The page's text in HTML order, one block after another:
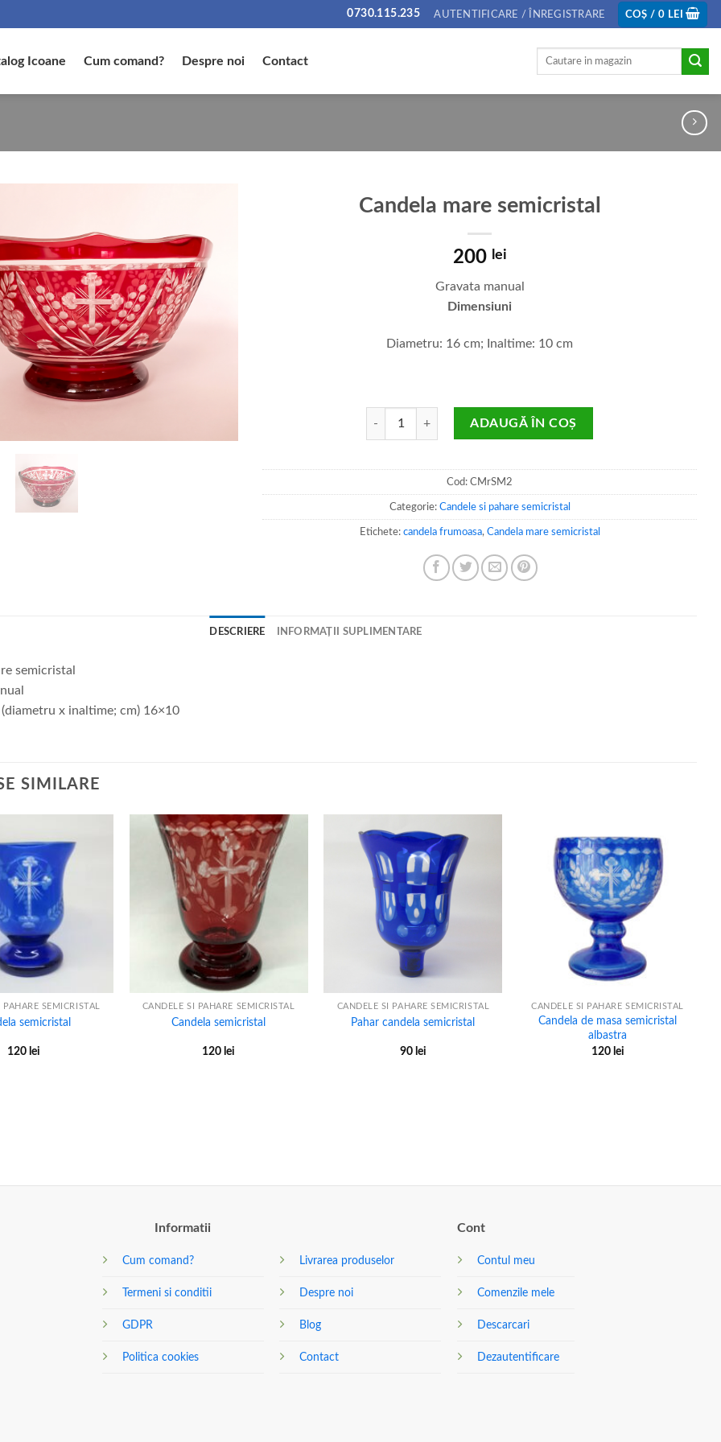
0730.115.235 AUTENTIFICARE / ÎNREGISTRARE COȘ /0 LEI
Icoane Cum comand? Despre noi Contact
Caută
Candela mare semicristal
200 lei
Gravata manual
Dimensiuni
Diametru: 16 cm; Inaltime: 10 cm
Cantitate Candela mare semicristal
ADAUGĂ ÎN COȘ
Cod:CMrSM2
Categorie: Candele si pahare semicristal
Etichete: candela frumoasa, Candela mare semicristal
DESCRIERE INFORMAȚII SUPLIMENTARE
semicristal
x inaltime; cm) 16×10
SIMILARE
PAHARE SEMICRISTAL
semicristal
120 lei
CANDELE SI PAHARE SEMICRISTAL
Candela semicristal
120 lei
CANDELE SI PAHARE SEMICRISTAL
Pahar candela semicristal
90 lei
CANDELE SI PAHARE SEMICRISTAL
Candela de masa semicristal
albastra
120 lei
Informatii
Cum comand?
Termeni si conditii
GDPR
Politica cookies
Livrarea produselor
Despre noi
Blog
Contact
Cont
Contul meu
Comenzile mele
Descarcari
Dezautentificare